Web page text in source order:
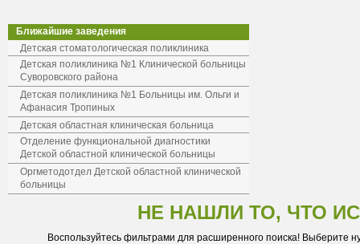
Ближайшие заведения
Детская стоматологическая поликлиника
Детская поликлиника №1 Клинической больницы
Суворовского района
Детская поликлиника №1 Больницы им. Ольги и
Афанасия Тропиных
Детская областная клиническая больница
Отделение функциональной диагностики
Детской областной клинической больницы
Оргметодотдел Детской областной клинической
больницы
НЕ НАШЛИ ТО, ЧТО
Воспользуйтесь фильтрами для расширенного поиска! Выберите